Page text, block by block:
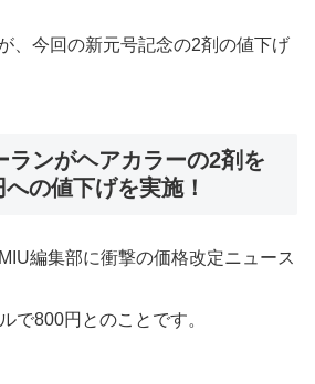
、今回の新元号記念の2剤の値下げ
ランがヘアカラーの2剤を
の値下げを実施！
編集部に衝撃の価格改定ニュース
で800円とのことです。